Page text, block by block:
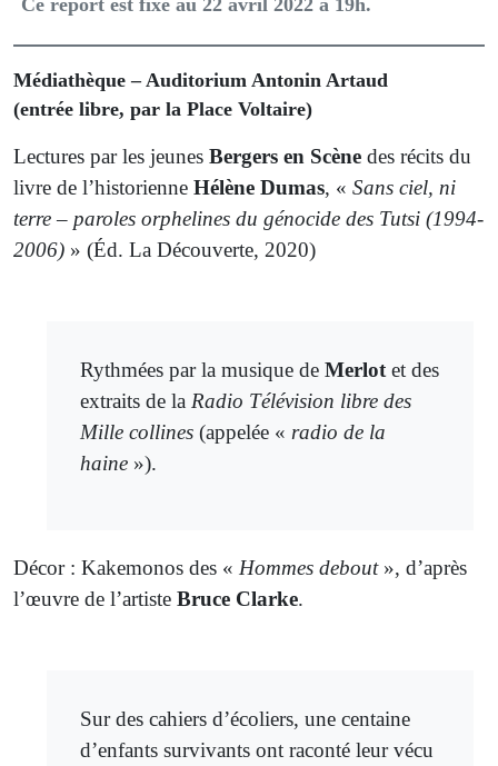
Ce report est fixé au 22 avril 2022 à 19h.
Médiathèque – Auditorium Antonin Artaud
(entrée libre, par la Place Voltaire)
Lectures par les jeunes Bergers en Scène des récits du
livre de l’historienne Hélène Dumas, « Sans ciel, ni
terre – paroles orphelines du génocide des Tutsi (1994-
2006) » (Éd. La Découverte, 2020)
Rythmées par la musique de Merlotet des
extraits de la Radio Télévision libre des
Mille collines (appelée « radio de la
haine »).
Décor : Kakemonos des « Hommes debout», d’après
l’œuvre de l’artiste Bruce Clarke.
Sur des cahiers d’écoliers, une centaine
d’enfants survivants ont raconté leur vécu